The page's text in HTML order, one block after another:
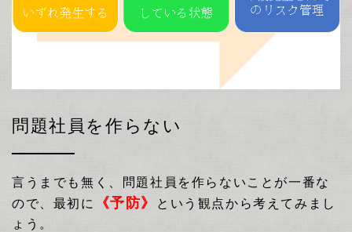
問題社員を作らない
言うまでも無く、問題社員を作らないことが一番な
ので、最初に
《予防》
という観点から考えてみまし
ょう。